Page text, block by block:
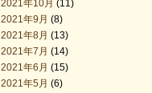
2021年10月 (11)
2021年9月 (8)
2021年8月 (13)
2021年7月 (14)
2021年6月 (15)
2021年5月 (6)